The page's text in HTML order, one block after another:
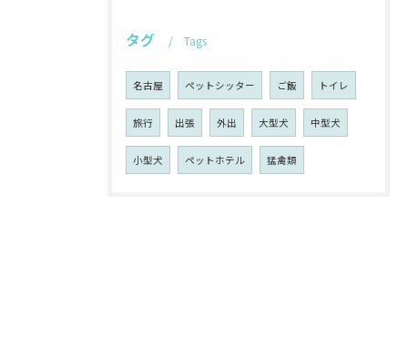
タグ Tags
名古屋 ペットシッター ご飯 トイレ
旅行 出張 外出 大型犬 中型犬
小型犬 ペットホテル 猛禽類